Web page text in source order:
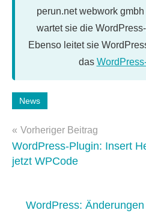
perun.net webwork
wartet sie die
Ebenso leitet sie
das
Schlagwörter:
Performance,
Sicherheit
News
Beitragsnavigation
Vorheriger Beitrag
WordPress-Plugin: Insert
jetzt WPCode
WordPress: